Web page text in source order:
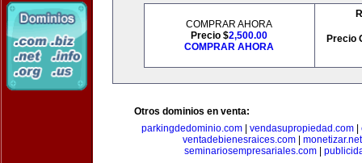
COMPRAR AHORA
Precio $2,500.00
COMPRAR AHORA
Precio
Otros dominios en venta:
parkingdedominio.com| vendasupropiedad.com|
ventadebienesraices.com
monetizar.net
seminariosempresariales.com